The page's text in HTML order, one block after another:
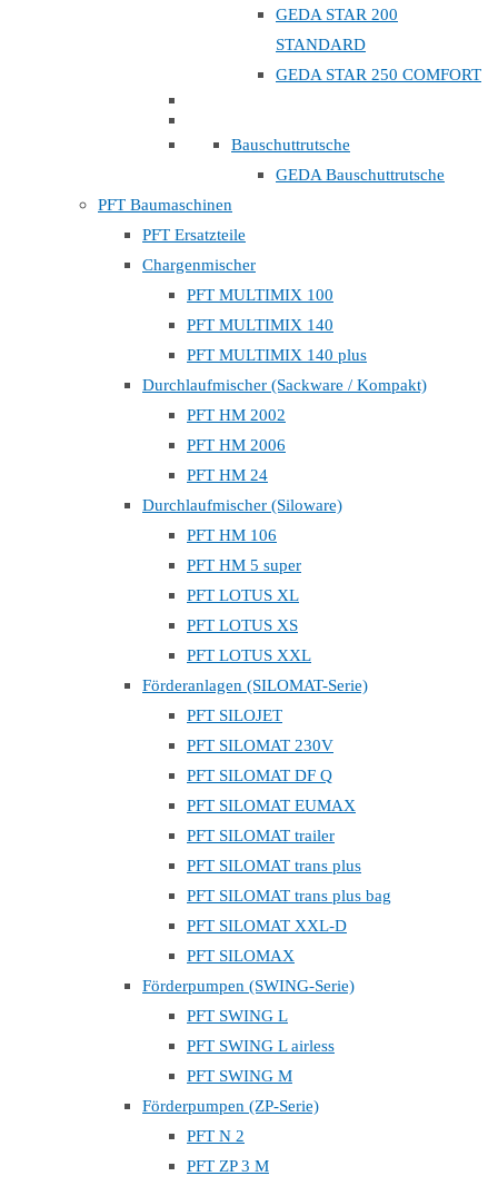
GEDA STAR 200
STANDARD
GEDA STAR 250 COMFORT
Bauschuttrutsche
GEDA Bauschuttrutsche
PFT Baumaschinen
PFT Ersatzteile
Chargenmischer
PFT MULTIMIX 100
PFT MULTIMIX 140
PFT MULTIMIX 140 plus
Durchlaufmischer (Sackware / Kompakt)
PFT HM 2002
PFT HM 2006
PFT HM 24
Durchlaufmischer (Siloware)
PFT HM 106
PFT HM 5 super
PFT LOTUS XL
PFT LOTUS XS
PFT LOTUS XXL
Förderanlagen (SILOMAT-Serie)
PFT SILOJET
PFT SILOMAT 230V
PFT SILOMAT DF Q
PFT SILOMAT EUMAX
PFT SILOMAT trailer
PFT SILOMAT trans plus
PFT SILOMAT trans plus bag
PFT SILOMAT XXL-D
PFT SILOMAX
Förderpumpen (SWING-Serie)
PFT SWING L
PFT SWING L airless
PFT SWING M
Förderpumpen (ZP-Serie)
PFT N 2
PFT ZP 3 M